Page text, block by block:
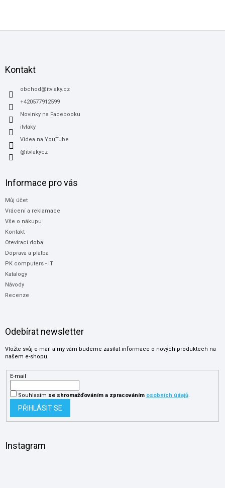
Kontakt
obchod@itvlaky.cz
+420577912599
Novinky na Facebooku
itvlaky
Videa na YouTube
@itvlakycz
Informace pro vás
Můj účet
Vrácení a reklamace
Vše o nákupu
Kontakt
Otevírací doba
Doprava a platba
PK computers - IT
Katalogy
Návody
Recenze
Odebírat newsletter
Vložte svůj e-mail a my vám budeme zasílat informace o nových produktech na
našem e-shopu.
E-mail
Souhlasím se shromažďováníma zpracováním osobních údajů.
PŘIHLÁSIT SE
Instagram